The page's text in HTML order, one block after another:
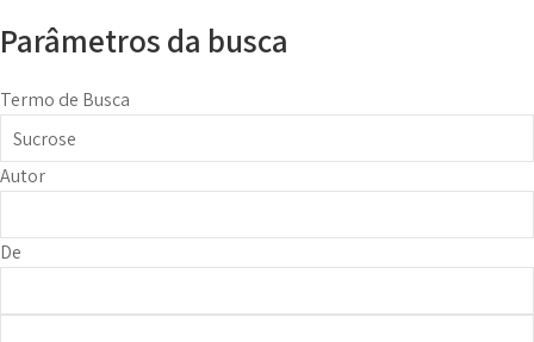
Parâmetros da busca
Termo de Busca
Autor
De